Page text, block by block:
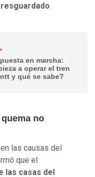
.
en marcha:
a operar el tren
y qué se sabe?
no
las causas del
que el
las casas del